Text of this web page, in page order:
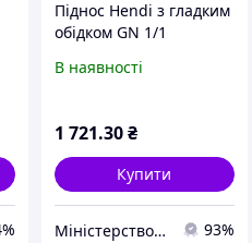
Піднос Hendi з гладким
обідком GN 1/1
В наявності
1 721.30 ₴
Купити
Міністерство Посуду 93%